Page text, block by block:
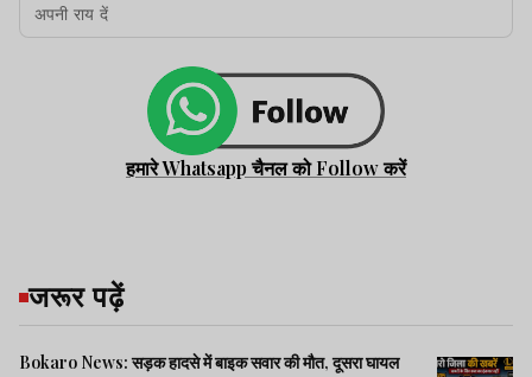
हमारे Whatsapp चैनल को Follow करें
जरूर पढ़ें
Bokaro News: सड़क हादसे में बाइक सवार की मौत, दूसरा घायल